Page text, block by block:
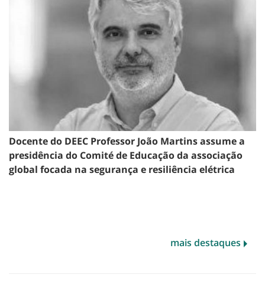
Docente do DEEC Professor João Martins assume a
presidência do Comité de Educação da associação
global focada na segurança e resiliência elétrica
mais destaques